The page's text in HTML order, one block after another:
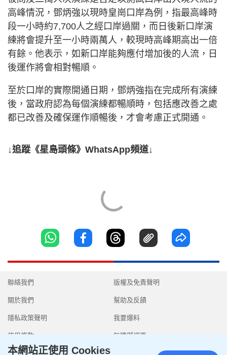
高峰情況，鄧炳強以現時皇崗口岸為例，指最高峰時
段一小時約7,700人之經口岸過關，而日後新口岸演
練將會提升至一小時兩萬人，較現時高峰期高出一倍
有餘。他表示，如新口岸能夠應付增加後的人流，日
後運作將會相對暢順。
至於口岸的實際開通日期，鄧炳強指在完成所有演練
後，當政府認為每個演練都暢順時，包括應改善之處
都已改善及確保運作順暢後，才會考慮正式開通。
↓追蹤《星島頭條》WhatsApp頻道↓
聯絡我們
關於我們
隱私政策聲明
使用條款
版權及免責聲明
幫助及反饋
我要爆料
無障礙網頁
本網站正使用 Cookies